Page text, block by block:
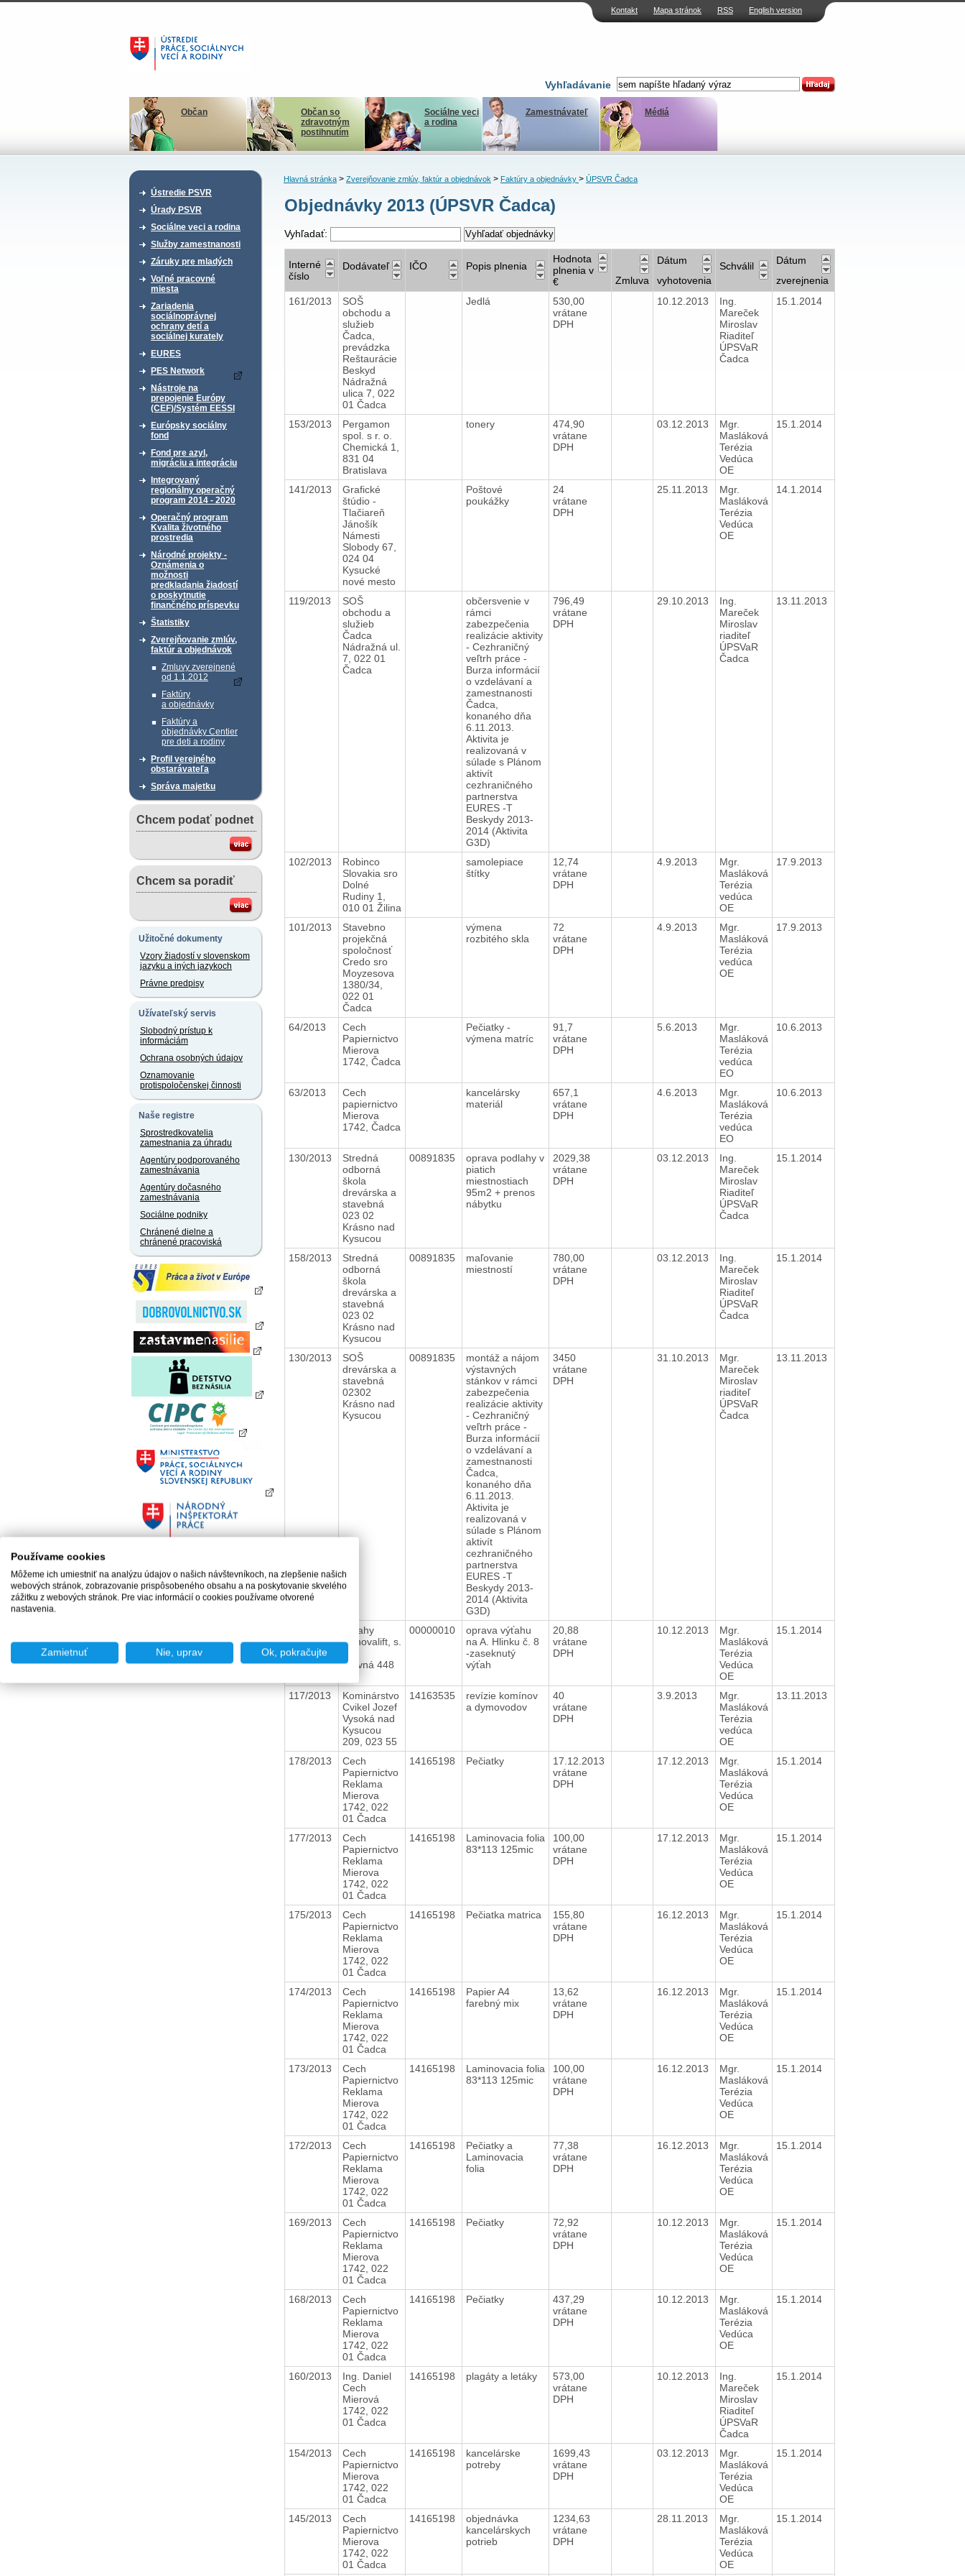
Kontakt Mapa stránok RSS English version
Vyhľadávanie
Občan
Občan so
zdravotným
postihnutím
Sociálne veci
a rodina
Zamestnávateľ Médiá
Ústredie PSVR
Úrady PSVR
Sociálne veci a rodina
Služby zamestnanosti
Záruky pre mladých
Voľné pracovné
miesta
Zariadenia
sociálnoprávnej
ochrany detí a
sociálnej kurately
EURES
PES Network
Nástroje na
prepojenie Európy
(CEF)/Systém EESSI
Európsky sociálny
fond
Fond pre azyl,
migráciu a integráciu
Integrovaný
regionálny operačný
program 2014 - 2020
Operačný program
Kvalita životného
prostredia
Národné projekty -
Oznámenia o
možnosti
predkladania žiadostí
o poskytnutie
finančného príspevku
Štatistiky
Zverejňovanie zmlúv,
faktúr a objednávok
Zmluvy zverejnené
od 1.1.2012
Faktúry
a objednávky
Faktúry a
objednávky Centier
pre deti a rodiny
Profil verejného
obstarávateľa
Správa majetku
Chcem podať podnet
Chcem sa poradiť
Užitočné dokumenty
Vzory žiadostí v slovenskom
jazyku a iných jazykoch
Právne predpisy
Užívateľský servis
Slobodný prístup k
informáciám
Ochrana osobných údajov
Oznamovanie
protispoločenskej činnosti
Naše registre
Sprostredkovatelia
zamestnania za úhradu
Agentúry podporovaného
zamestnávania
Agentúry dočasného
zamestnávania
Sociálne podniky
Chránené dielne a
chránené pracoviská
Hlavná stránka> Zverejňovanie zmlúv, faktúr a objednávok> Faktúry a objednávky > ÚPSVR Čadca
Objednávky 2013 (ÚPSVR Čadca)
Vyhľadať:
Interné
číslo
Dodávateľ IČO Popis plnenia
Hodnota
plnenia v
€
Zmluva
Dátum
vyhotovenia
Schválil
Dátum
zverejnenia
161/2013
SOŠ
obchodu a
služieb
Čadca,
prevádzka
Reštaurácie
Beskyd
Nádražná
ulica 7, 022
01 Čadca
Jedlá
530,00
vrátane
DPH
10.12.2013
Ing.
Mareček
Miroslav
Riaditeľ
ÚPSVaR
Čadca
15.1.2014
153/2013
Pergamon
spol. s r. o.
Chemická 1,
831 04
Bratislava
tonery
474,90
vrátane
DPH
03.12.2013
Mgr.
Masláková
Terézia
Vedúca
OE
15.1.2014
141/2013
Grafické
štúdio -
Tlačiareň
Jánošík
Námesti
Slobody 67,
024 04
Kysucké
nové mesto
Poštové
poukážky
24
vrátane
DPH
25.11.2013
Mgr.
Masláková
Terézia
Vedúca
OE
14.1.2014
119/2013
SOŠ
obchodu a
služieb
Čadca
Nádražná ul.
7, 022 01
Čadca
občersvenie v
rámci
zabezpečenia
realizácie aktivity
- Cezhraničný
veľtrh práce -
Burza informácií
o vzdelávaní a
zamestnanosti
Čadca,
konaného dňa
6.11.2013.
Aktivita je
realizovaná v
súlade s Plánom
aktivít
cezhraničného
partnerstva
EURES -T
Beskydy 2013-
2014 (Aktivita
G3D)
796,49
vrátane
DPH
29.10.2013
Ing.
Mareček
Miroslav
riaditeľ
ÚPSVaR
Čadca
13.11.2013
102/2013
Robinco
Slovakia sro
Dolné
Rudiny 1,
010 01 Žilina
samolepiace
štítky
12,74
vrátane
DPH
4.9.2013
Mgr.
Masláková
Terézia
vedúca
OE
17.9.2013
101/2013
Stavebno
projekčná
spoločnosť
Credo sro
Moyzesova
1380/34,
022 01
Čadca
výmena
rozbitého skla
72
vrátane
DPH
4.9.2013
Mgr.
Masláková
Terézia
vedúca
OE
17.9.2013
64/2013
Cech
Papiernictvo
Mierova
1742, Čadca
Pečiatky -
výmena matríc
91,7
vrátane
DPH
5.6.2013
Mgr.
Masláková
Terézia
vedúca
EO
10.6.2013
63/2013
Cech
papiernictvo
Mierova
1742, Čadca
kancelársky
materiál
657,1
vrátane
DPH
4.6.2013
Mgr.
Masláková
Terézia
vedúca
EO
10.6.2013
130/2013
Stredná
odborná
škola
drevárska a
stavebná
023 02
Krásno nad
Kysucou
00891835
oprava podlahy v
piatich
miestnostiach
95m2 + prenos
nábytku
2029,38
vrátane
DPH
03.12.2013
Ing.
Mareček
Miroslav
Riaditeľ
ÚPSVaR
Čadca
15.1.2014
158/2013
Stredná
odborná
škola
drevárska a
stavebná
023 02
Krásno nad
Kysucou
00891835
maľovanie
miestností
780,00
vrátane
DPH
03.12.2013
Ing.
Mareček
Miroslav
Riaditeľ
ÚPSVaR
Čadca
15.1.2014
130/2013
SOŠ
drevárska a
stavebná
02302
Krásno nad
Kysucou
00891835
montáž a nájom
výstavných
stánkov v rámci
zabezpečenia
realizácie aktivity
- Cezhraničný
veľtrh práce -
Burza informácií
o vzdelávaní a
zamestnanosti
Čadca,
konaného dňa
6.11.2013.
Aktivita je
realizovaná v
súlade s Plánom
aktivít
cezhraničného
partnerstva
EURES -T
Beskydy 2013-
2014 (Aktivita
G3D)
3450
vrátane
DPH
31.10.2013
Mgr.
Mareček
Miroslav
riaditeľ
ÚPSVaR
Čadca
13.11.2013
Výťahy
Renovalift, s.
Hlavná 448
00000010
oprava výťahu
na A. Hlinku č. 8
-zaseknutý
výťah
20,88
vrátane
DPH
10.12.2013
Mgr.
Masláková
Terézia
Vedúca
OE
15.1.2014
117/2013
Kominárstvo
Cvikel Jozef
Vysoká nad
Kysucou
209, 023 55
14163535
revízie komínov
a dymovodov
40
vrátane
DPH
3.9.2013
Mgr.
Masláková
Terézia
vedúca
OE
13.11.2013
178/2013
Cech
Papiernictvo
Reklama
Mierova
1742, 022
01 Čadca
14165198 Pečiatky
17.12.2013
vrátane
DPH
17.12.2013
Mgr.
Masláková
Terézia
Vedúca
OE
15.1.2014
177/2013
Cech
Papiernictvo
Reklama
Mierova
1742, 022
01 Čadca
14165198
Laminovacia folia
83*113 125mic
100,00
vrátane
DPH
17.12.2013
Mgr.
Masláková
Terézia
Vedúca
OE
15.1.2014
175/2013
Cech
Papiernictvo
Reklama
Mierova
1742, 022
01 Čadca
14165198 Pečiatka matrica
155,80
vrátane
DPH
16.12.2013
Mgr.
Masláková
Terézia
Vedúca
OE
15.1.2014
174/2013
Cech
Papiernictvo
Reklama
Mierova
1742, 022
01 Čadca
14165198
Papier A4
farebný mix
13,62
vrátane
DPH
16.12.2013
Mgr.
Masláková
Terézia
Vedúca
OE
15.1.2014
173/2013
Cech
Papiernictvo
Reklama
Mierova
1742, 022
01 Čadca
14165198
Laminovacia folia
83*113 125mic
100,00
vrátane
DPH
16.12.2013
Mgr.
Masláková
Terézia
Vedúca
OE
15.1.2014
172/2013
Cech
Papiernictvo
Reklama
Mierova
1742, 022
01 Čadca
14165198
Pečiatky a
Laminovacia
folia
77,38
vrátane
DPH
16.12.2013
Mgr.
Masláková
Terézia
Vedúca
OE
15.1.2014
169/2013
Cech
Papiernictvo
Reklama
Mierova
1742, 022
01 Čadca
14165198 Pečiatky
72,92
vrátane
DPH
10.12.2013
Mgr.
Masláková
Terézia
Vedúca
OE
15.1.2014
168/2013
Cech
Papiernictvo
Reklama
Mierova
1742, 022
01 Čadca
14165198 Pečiatky
437,29
vrátane
DPH
10.12.2013
Mgr.
Masláková
Terézia
Vedúca
OE
15.1.2014
160/2013
Ing. Daniel
Cech
Mierová
1742, 022
01 Čadca
14165198 plagáty a letáky
573,00
vrátane
DPH
10.12.2013
Ing.
Mareček
Miroslav
Riaditeľ
ÚPSVaR
Čadca
15.1.2014
154/2013
Cech
Papiernictvo
Mierova
1742, 022
01 Čadca
14165198
kancelárske
potreby
1699,43
vrátane
DPH
03.12.2013
Mgr.
Masláková
Terézia
Vedúca
OE
15.1.2014
145/2013
Cech
Papiernictvo
Mierova
1742, 022
01 Čadca
14165198
objednávka
kancelárskych
potrieb
1234,63
vrátane
DPH
28.11.2013
Mgr.
Masláková
Terézia
Vedúca
OE
15.1.2014
Používame cookies
Môžeme ich umiestniť na analýzu údajov o našich návštevníkoch, na zlepšenie našich
webových stránok, zobrazovanie prispôsobeného obsahu a na poskytovanie skvelého
zážitku z webových stránok. Pre viac informácií o cookies používame otvorené
nastavenia.
Zamietnuť Nie, uprav Ok, pokračujte